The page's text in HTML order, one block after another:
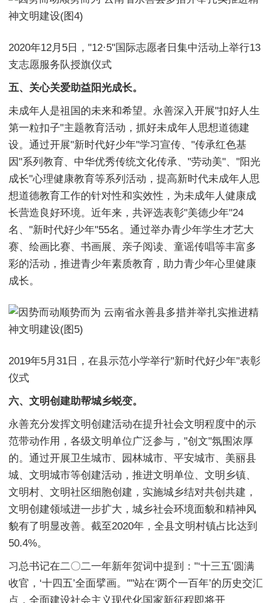
2020年12月5日，"12·5"国际志愿者日集中活动上举行13
支志愿服务队授旗仪式
五、关心关爱助益阳光成长。
未成年人是祖国的未来和希望。永善深入开展"扣好人生
第一粒扣子"主题教育活动，抓好未成年人思想道德建
设。通过开展"新时代好少年"学习宣传、"传承红色基
因"系列教育、中华优秀传统文化传承、"劳动美"、"阳光
成长"心理健康教育等系列活动，提高新时代未成年人思
想道德教育工作的针对性和实效性，为未成年人健康成
长营造良好环境。近年来，共评选表彰"美德少年"24
名、"新时代好少年"55名。通过举办青少年学生才艺大
赛、绘画比赛、书画展、亲子阅读、童谣传唱等丰富多
彩的活动，推进青少年素质教育，助力青少年心里健康
成长。
2019年5月31日，在县示范小学举行"新时代好少年"表彰
仪式
六、文明创建助帮城乡蜕变。
永善充分发挥文明创建活动在提升社会文明程度中的示
范带动作用，各级文明单位广泛参与，"创文"氛围浓厚
的。通过开展卫生城市、园林城市、平安城市、美丽县
城、文明城市等创建活动，推进文明单位、文明乡镇、
文明村、文明社区细胞创建，实施城乡结对共创共建，
文明创建领域进一步扩大，城乡社会环境面貌和精神风
貌有了明显改善。截至2020年，全县文明村镇占比达到
50.4%。
习总书记在二〇二一年新年贺词中提到："‘十三五’圆满
收官，‘十四五’全面擘画。""站在‘两个一百年’的历史交汇
点，全面建设社会主义现代化国家新征程即将开